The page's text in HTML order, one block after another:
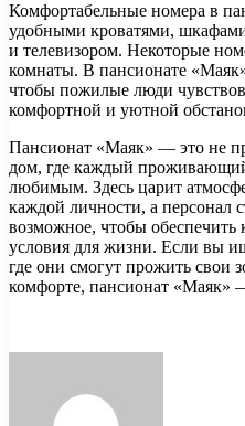
Комфортабельные номера в
удобными кроватями,
и телевизором. Некоторые
комнаты. В пансионате
чтобы пожилые люди
комфортной и уютной
Пансионат «Маяк» — это не
дом, где каждый
любимым. Здесь царит
каждой личности, а персонал
возможное, чтобы
условия для жизни. Если вы
где они смогут прожить свои
комфорте, пансионат «Маяк»